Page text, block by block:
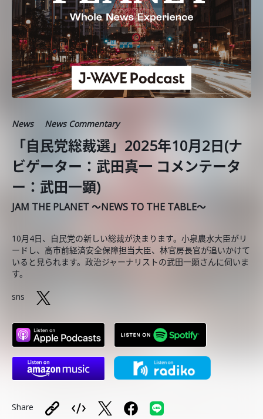
News News Commentary
「自民党総裁選」2025年10月2日(ナ
ビゲーター：武田真一 コメンテータ
ー：武田一顕)
JAM THE PLANET ～NEWS TO THE TABLE～
10月4日、自民党の新しい総裁が決まります。小泉農水大臣がリ
ードし、高市前経済安全保障担当大臣、林官房長官が追いかけて
いると見られます。政治ジャーナリストの武田一顕さんに伺いま
す。
sns
Share